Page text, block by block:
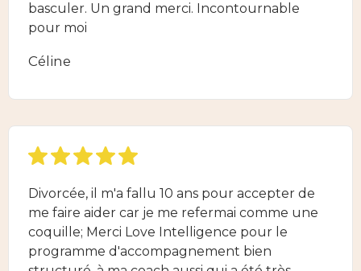
basculer. Un grand merci. Incontournable
pour moi
Céline
Divorcée, il m'a fallu 10 ans pour accepter de
me faire aider car je me refermai comme une
coquille; Merci Love Intelligence pour le
programme d'accompagnement bien